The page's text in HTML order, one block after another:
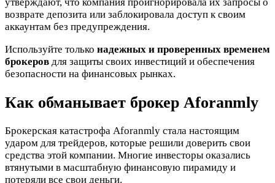
утверждают, что компания проигнорировала их запросы о
возврате депозита или заблокировала доступ к своим
аккаунтам без предупреждения.
Используйте только надежных и проверенных временем
брокеров для защиты своих инвестиций и обеспечения
безопасности на финансовых рынках.
Как обманывает брокер Aforanmly
Брокерская катастрофа Aforanmly стала настоящим
ударом для трейдеров, которые решили доверить свои
средства этой компании. Многие инвесторы оказались
втянутыми в масштабную финансовую пирамиду и
потеряли все свои деньги.